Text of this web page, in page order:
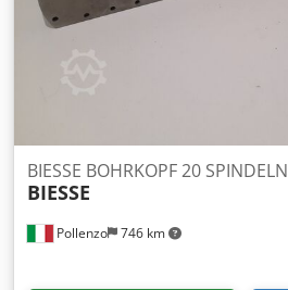
Pollenzo 746 km
BIESSE BOHRKOPF 20 SPINDELN
BIESSE